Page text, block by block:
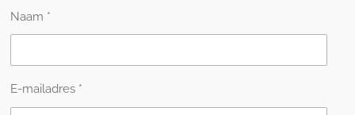
Naam *
E-mailadres *